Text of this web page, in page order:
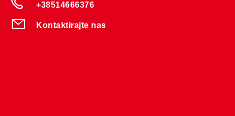
+38514666376
Kontaktirajte nas